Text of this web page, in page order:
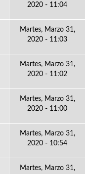
2020 - 11:04
Martes, Marzo 31,
2020 - 11:03
Martes, Marzo 31,
2020 - 11:02
Martes, Marzo 31,
2020 - 11:00
Martes, Marzo 31,
2020 - 10:54
Martes, Marzo 31,